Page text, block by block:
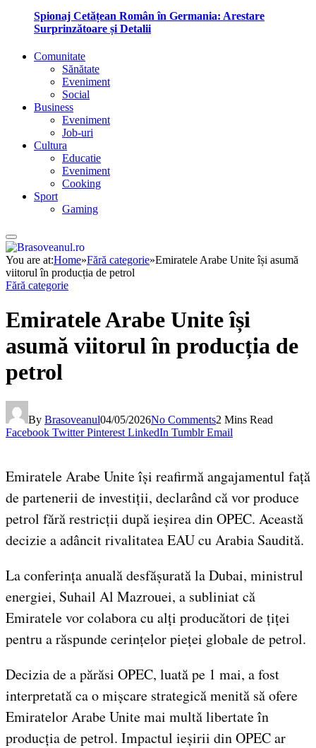
Spionaj Cetățean Român în Germania: Arestare
Surprinzătoare și Detalii
Comunitate
Sănătate
Eveniment
Social
Business
Eveniment
Job-uri
Cultura
Educatie
Eveniment
Cooking
Sport
Gaming
You are at:Home»Fără categorie»Emiratele Arabe Unite își asumă
viitorul în producția de petrol
Fără categorie
Emiratele Arabe Unite își
asumă viitorul în producția de
petrol
By Brasoveanul04/05/2026No Comments2 Mins Read
Facebook Twitter Pinterest LinkedIn Tumblr Email
Emiratele Arabe Unite își reafirmă angajamentul față
de partenerii de investiții, declarând că vor produce
petrol fără restricții după ieșirea din OPEC. Această
decizie a adâncit rivalitatea EAU cu Arabia Saudită.
La conferința anuală desfășurată la Dubai, ministrul
energiei, Suhail Al Mazrouei, a subliniat că
Emiratele vor colabora cu alți producători de țiței
pentru a răspunde cerințelor pieței globale de petrol.
Decizia de a părăsi OPEC, luată pe 1 mai, a fost
interpretată ca o mișcare strategică menită să ofere
Emiratelor Arabe Unite mai multă libertate în
producția de petrol. Impactul ieșirii din OPEC ar